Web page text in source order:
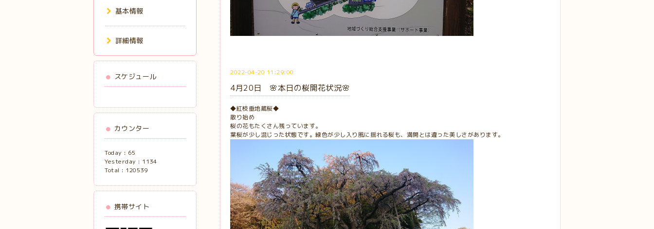
2022-04-20 11:29:00
4月20日 🌸本日の桜開花状況🌸
◆紅枝垂地蔵桜◆
散り始め
桜の花もたくさん残っています。
葉桜が少し混じった状態です。緑色が少し入り風に揺れる桜も、満開とは違った美しさがあります。
基本情報
詳細情報
スケジュール
カウンター
Today : 65
Yesterday : 1134
Total : 120539
携帯サイト